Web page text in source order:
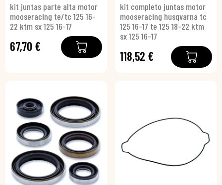
kit juntas parte alta motor
mooseracing te/tc 125 16-
22 ktm sx 125 16-17
67,70 €
kit completo juntas motor
mooseracing husqvarna tc
125 16-17 te 125 18-22 ktm
sx 125 16-17
118,52 €